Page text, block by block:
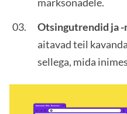
Otsingutrendid ja -
aitavad teil
sellega, mida